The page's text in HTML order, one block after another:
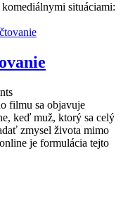
situáciami:
filmu sa objavuje
keď muž, ktorý sa celý
zmysel života mimo
je formulácia tejto